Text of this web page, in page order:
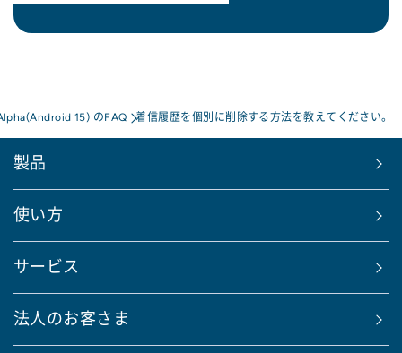
15) のFAQ 着信履歴を個別に削除する方法を教えてください。
製品
使い方
サービス
法人のお客さま